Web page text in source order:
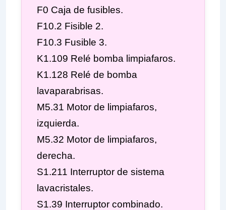
F0 Caja de fusibles.
F10.2 Fisible 2.
F10.3 Fusible 3.
K1.109 Relé bomba limpiafaros.
K1.128 Relé de bomba
lavaparabrisas.
M5.31 Motor de limpiafaros,
izquierda.
M5.32 Motor de limpiafaros,
derecha.
S1.211 Interruptor de sistema
lavacristales.
S1.39 Interruptor combinado.